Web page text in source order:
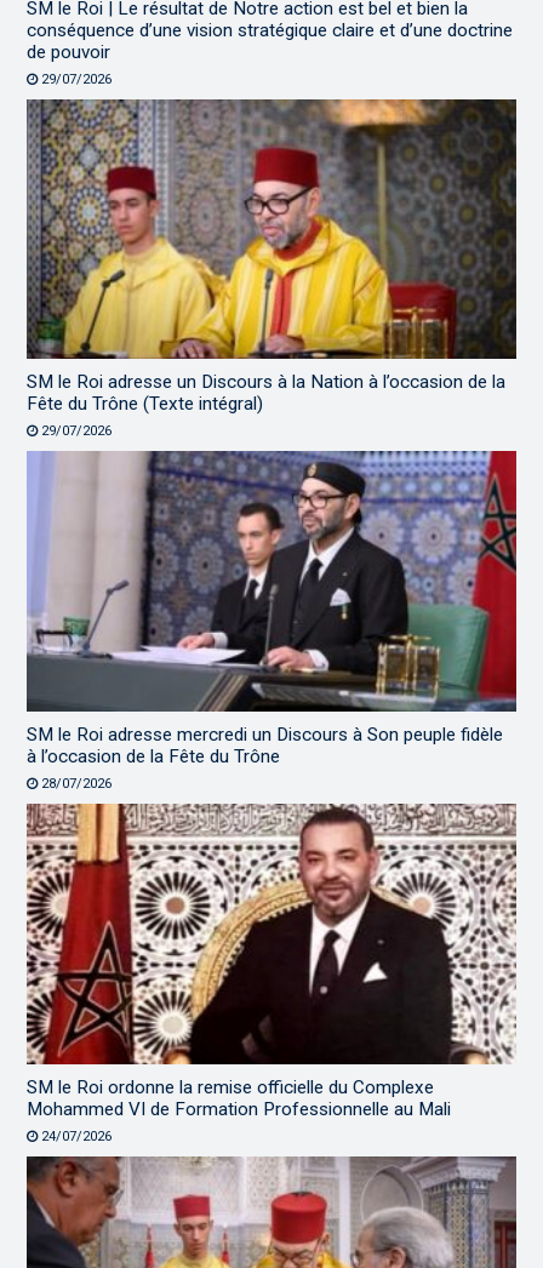
SM le Roi | Le résultat de Notre action est bel et bien la
conséquence d’une vision stratégique claire et d’une doctrine
de pouvoir
29/07/2026
SM le Roi adresse un Discours à la Nation à l’occasion de la
Fête du Trône (Texte intégral)
29/07/2026
SM le Roi adresse mercredi un Discours à Son peuple fidèle
à l’occasion de la Fête du Trône
28/07/2026
SM le Roi ordonne la remise officielle du Complexe
Mohammed VI de Formation Professionnelle au Mali
24/07/2026